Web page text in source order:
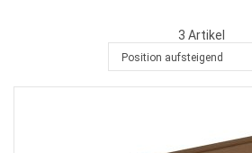
3 Artikel
Position aufsteigend